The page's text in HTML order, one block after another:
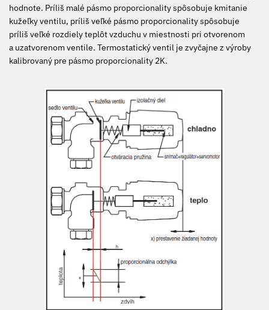
hodnote. Príliš malé pásmo proporcionality spôsobuje kmitanie
kužeľky ventilu, príliš veľké pásmo proporcionality spôsobuje
príliš veľké rozdiely teplôt vzduchu v miestnosti pri otvorenom
a uzatvorenom ventile. Termostatický ventil je zvyčajne z výroby
kalibrovaný pre pásmo proporcionality 2K.